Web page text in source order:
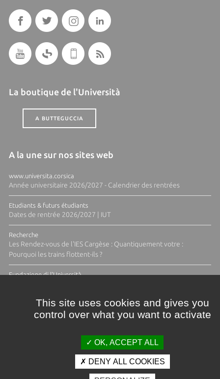
La boutique de l'Università
A BUTTEGUCCIA
A la une sur nos sites web
www.universita.corsica
Année universitaire 2026/2027 - Calendrier des rentrées
Etudiants & futurs étudiants
Dates de rentrée 2026/2027 | IUT
Recherche
Les Rendez-vous de l'IES Cargèse : Quantiquement votre :
Pourquoi les trains flottent-ils ?
Fundazione di l'Università
Crédits et mentions légales
This site uses cookies and gives you
control over what you want to activate
OK, ACCEPT ALL
DENY ALL COOKIES